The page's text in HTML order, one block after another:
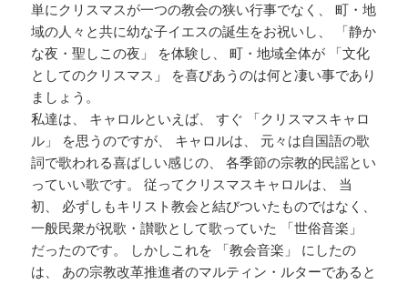
単にクリスマスが一つの教会の狭い行事でなく、 町・地
域の人々と共に幼な子イエスの誕生をお祝いし、 「静か
な夜・聖しこの夜」 を体験し、 町・地域全体が 「文化
としてのクリスマス」 を喜びあうのは何と凄い事であり
ましょう。
私達は、 キャロルといえば、 すぐ 「クリスマスキャロ
ル」 を思うのですが、 キャロルは、 元々は自国語の歌
詞で歌われる喜ばしい感じの、 各季節の宗教的民謡とい
っていい歌です。 従ってクリスマスキャロルは、 当
初、 必ずしもキリスト教会と結びついたものではなく、
一般民衆が祝歌・讃歌として歌っていた 「世俗音楽」
だったのです。 しかしこれを 「教会音楽」 にしたの
は、 あの宗教改革推進者のマルティン・ルターであると